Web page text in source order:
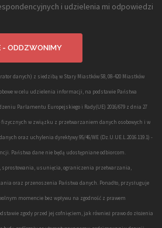
i udzielenia mi odpowiedzi
danych) z siedzibą w Stary Miastków 58, 08-420 Miastków
w celu udzielenia informacji, na podstawie Państwa
Parlamentu Europejskiego i Rady(UE) 2016/679 z dnia 27
fizycznych w związku z przetwarzaniem danych osobowych i w
oraz uchylenia dyrektywy 95/46/WE (Dz.U.UE.L.2016.119.1) -
Państwa dane nie będą udostępniane odbiorcom.
sprostowania, usunięcia, ograniczenia przetwarzania,
oraz przenoszenia Państwa danych. Ponadto, przysługuje
momencie bez wpływu na zgodność z prawem
zgody przed jej cofnięciem, jak również prawo do złożenia